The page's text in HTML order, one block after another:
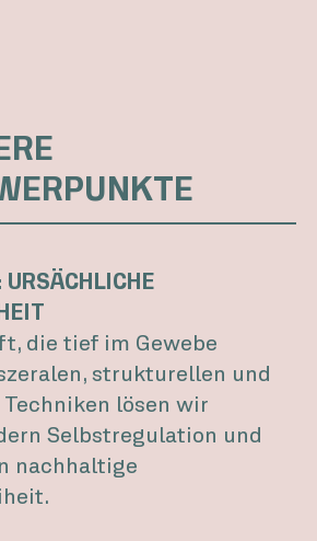
die tief im Gewebe
strukturellen und
lösen wir
Selbstregulation und
nachhaltige